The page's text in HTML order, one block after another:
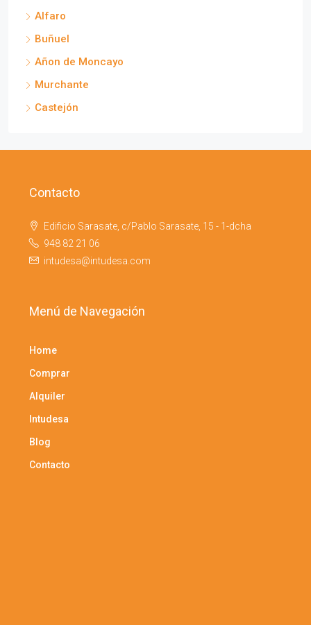
Alfaro
Buñuel
Añon de Moncayo
Murchante
Castejón
Contacto
Edificio Sarasate, c/Pablo Sarasate, 15 - 1-dcha
948 82 21 06
intudesa@intudesa.com
Menú de Navegación
Home
Comprar
Alquiler
Intudesa
Blog
Contacto